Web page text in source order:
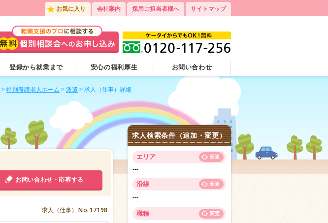
お気に入り 会社案内 採用ご担当者様へ サイトマップ
登録から就業まで 安心の福利厚生 お問い合わせ
> 特別養護老人ホーム > 派遣 > 求人（仕事）詳細
お問い合わせ・応募する
求人（仕事） No.17198
求人検索条件（追加・変更）
エリア 変更
---
沿線 変更
---
職種 変更